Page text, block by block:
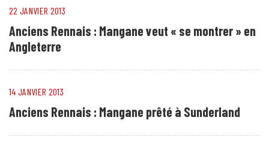
22 JANVIER 2013
Anciens Rennais : Mangane veut « se montrer » en
Angleterre
14 JANVIER 2013
Anciens Rennais : Mangane prêté à Sunderland